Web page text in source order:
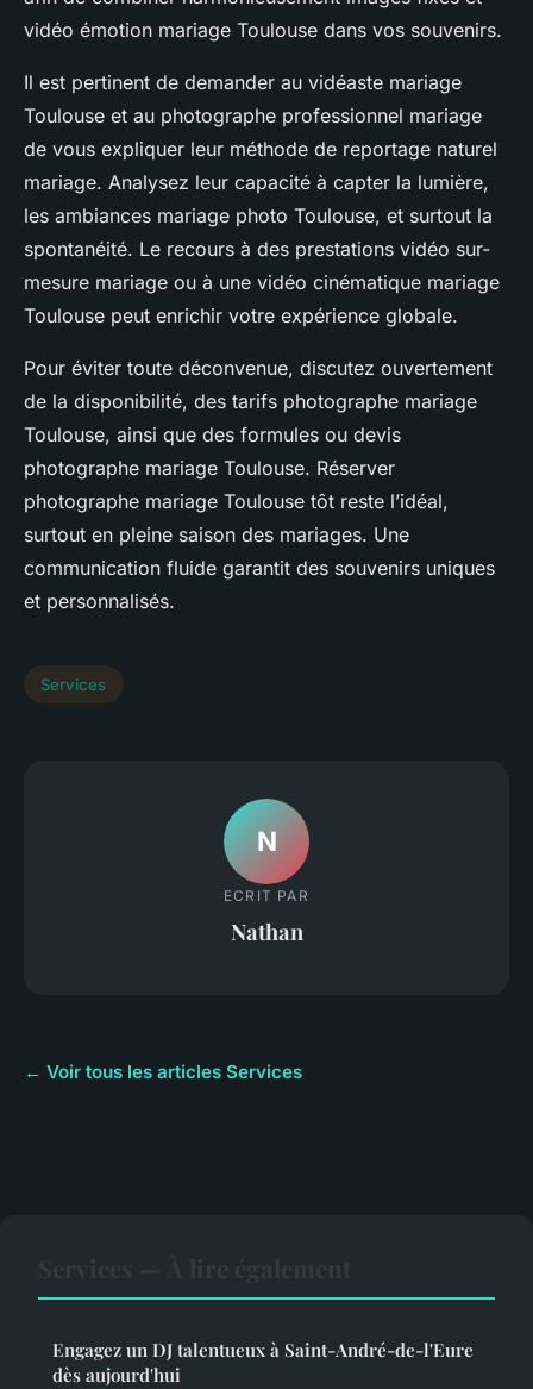
vidéo émotion mariage Toulouse dans vos souvenirs.
Il est pertinent de demander au vidéaste mariage
Toulouse et au photographe professionnel mariage
de vous expliquer leur méthode de reportage naturel
mariage. Analysez leur capacité à capter la lumière,
les ambiances mariage photo Toulouse, et surtout la
spontanéité. Le recours à des prestations vidéo sur-
mesure mariage ou à une vidéo cinématique mariage
Toulouse peut enrichir votre expérience globale.
Pour éviter toute déconvenue, discutez ouvertement
de la disponibilité, des tarifs photographe mariage
Toulouse, ainsi que des formules ou devis
photographe mariage Toulouse. Réserver
photographe mariage Toulouse tôt reste l’idéal,
surtout en pleine saison des mariages. Une
communication fluide garantit des souvenirs uniques
et personnalisés.
Services
N
ECRIT PAR
Nathan
← Voir tous les articles Services
Engagez un DJ talentueux à Saint-André-de-l'Eure
dès aujourd'hui